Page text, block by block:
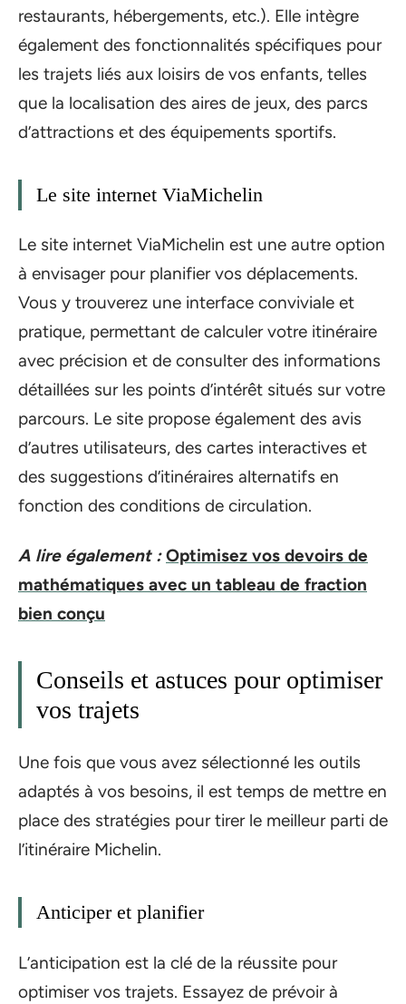
restaurants, hébergements, etc.). Elle intègre
également des fonctionnalités spécifiques pour
les trajets liés aux loisirs de vos enfants, telles
que la localisation des aires de jeux, des parcs
d’attractions et des équipements sportifs.
Le site internet ViaMichelin
Le site internet ViaMichelin est une autre option
à envisager pour planifier vos déplacements.
Vous y trouverez une interface conviviale et
pratique, permettant de calculer votre itinéraire
avec précision et de consulter des informations
détaillées sur les points d’intérêt situés sur votre
parcours. Le site propose également des avis
d’autres utilisateurs, des cartes interactives et
des suggestions d’itinéraires alternatifs en
fonction des conditions de circulation.
A lire également : Optimisez vos devoirs de
mathématiques avec un tableau de fraction
bien conçu
Conseils et astuces pour optimiser
vos trajets
Une fois que vous avez sélectionné les outils
adaptés à vos besoins, il est temps de mettre en
place des stratégies pour tirer le meilleur parti de
l’itinéraire Michelin.
Anticiper et planifier
L’anticipation est la clé de la réussite pour
optimiser vos trajets. Essayez de prévoir à